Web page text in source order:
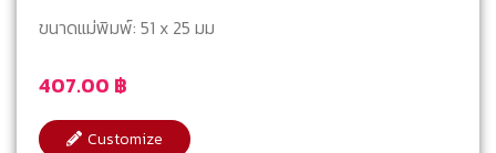
407.00 ฿
ขนาดแม่พิมพ์: 51 x 25 มม
Customize